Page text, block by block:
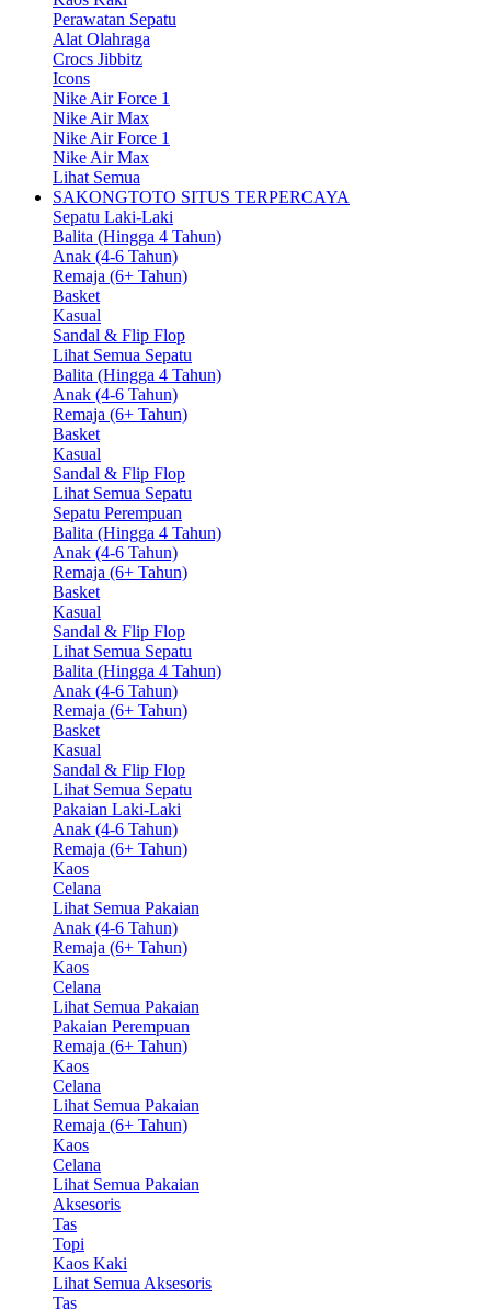
Perawatan Sepatu
Alat Olahraga
Crocs Jibbitz
Icons
Nike Air Force 1
Nike Air Max
Nike Air Force 1
Nike Air Max
Lihat Semua
SAKONGTOTO SITUS TERPERCAYA
Sepatu Laki-Laki
Balita (Hingga 4 Tahun)
Anak (4-6 Tahun)
Remaja (6+ Tahun)
Basket
Kasual
Sandal & Flip Flop
Lihat Semua Sepatu
Balita (Hingga 4 Tahun)
Anak (4-6 Tahun)
Remaja (6+ Tahun)
Basket
Kasual
Sandal & Flip Flop
Lihat Semua Sepatu
Sepatu Perempuan
Balita (Hingga 4 Tahun)
Anak (4-6 Tahun)
Remaja (6+ Tahun)
Basket
Kasual
Sandal & Flip Flop
Lihat Semua Sepatu
Balita (Hingga 4 Tahun)
Anak (4-6 Tahun)
Remaja (6+ Tahun)
Basket
Kasual
Sandal & Flip Flop
Lihat Semua Sepatu
Pakaian Laki-Laki
Anak (4-6 Tahun)
Remaja (6+ Tahun)
Kaos
Celana
Lihat Semua Pakaian
Anak (4-6 Tahun)
Remaja (6+ Tahun)
Kaos
Celana
Lihat Semua Pakaian
Pakaian Perempuan
Remaja (6+ Tahun)
Kaos
Celana
Lihat Semua Pakaian
Remaja (6+ Tahun)
Kaos
Celana
Lihat Semua Pakaian
Aksesoris
Tas
Topi
Kaos Kaki
Lihat Semua Aksesoris
Tas